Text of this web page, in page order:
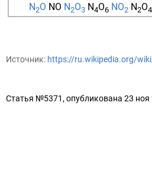
N2O NO N2O3 N4O6 NO2 N2O4
Источник: https://ru.wikipedia.org/
Статья №5371, опубликована 23 ноя